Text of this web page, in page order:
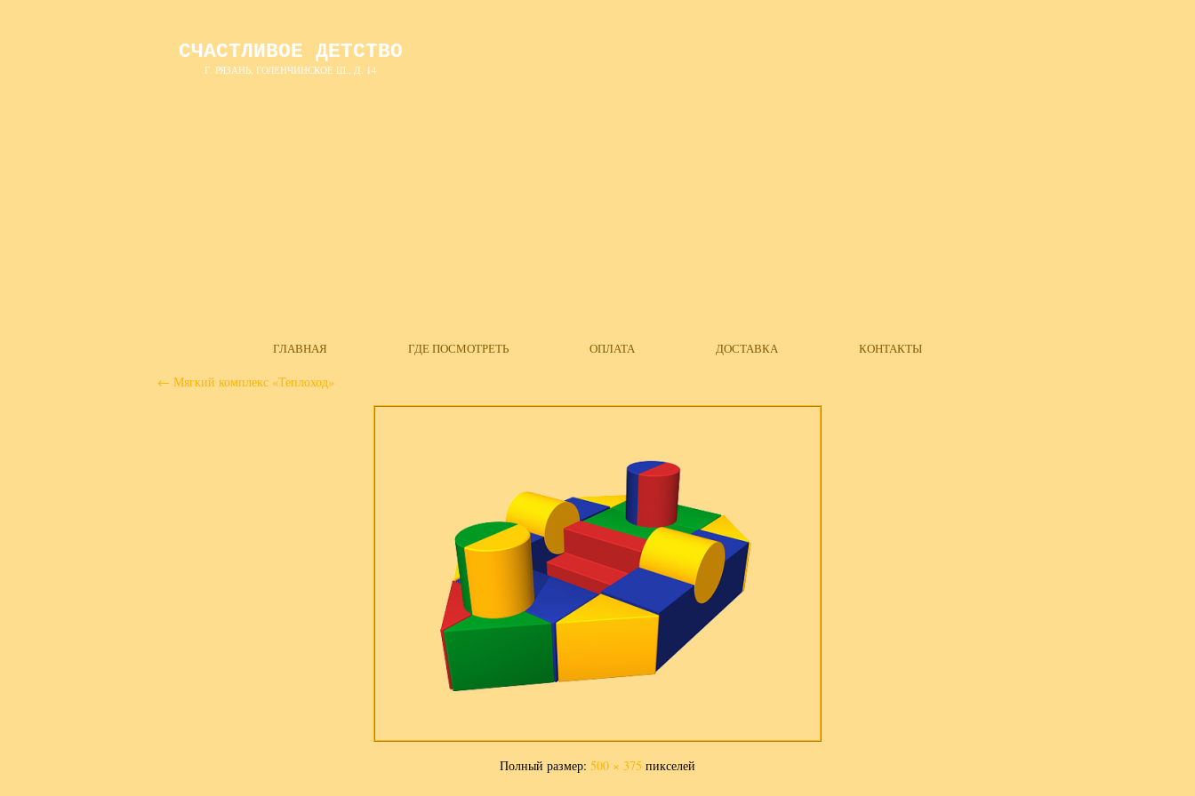
СЧАСТЛИВОЕ ДЕТСТВО
Г. РЯЗАНЬ, ГОЛЕНЧИНСКОЕ Ш., Д. 14
ГЛАВНАЯ ГДЕ ПОСМОТРЕТЬ ОПЛАТА ДОСТАВКА КОНТАКТЫ
← Мягкий комплекс «Теплоход»
Полный размер: 500 × 375 пикселей